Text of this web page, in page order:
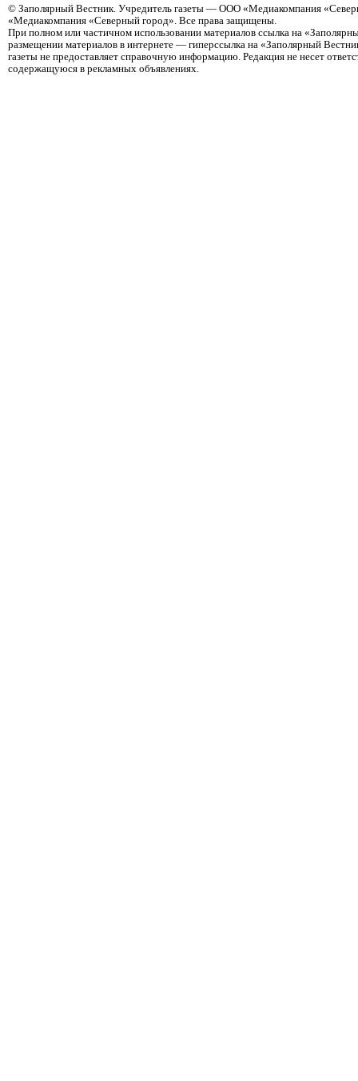
© Заполярный Вестник. Учредитель газеты — ООО «Медиакомпания
«Медиакомпания «Северный город». Все права защищены.
При полном или частичном использовании материалов ссылка на
размещении материалов в интернете — гиперссылка на «Заполярный
газеты не предоставляет справочную информацию. Редакция не несет
содержащуюся в рекламных объявлениях.